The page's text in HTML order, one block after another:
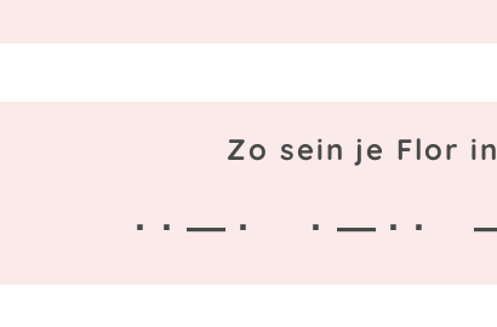
Zo sein je Flor
· · — · · — · ·